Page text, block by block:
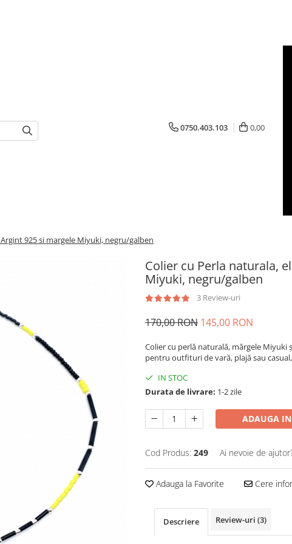
0750.403.103 0,00
925 si margele Miyuki, negru/galben
Colier cu Perla naturala,
Miyuki, negru/galben
3 Review-uri
170,00 RON 145,00 RON
Colier cu perlă naturală, mărgele Miyuki
pentru outfituri de vară, plajă sau
IN STOC
Durata de livrare: 1-2 zile
ADAUGA IN
Cod Produs: 249 Ai nevoie de
Adauga la Favorite Cere
Descriere Review-uri (3)